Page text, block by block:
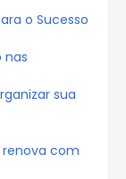
o Sucesso
nas
sua
renova com